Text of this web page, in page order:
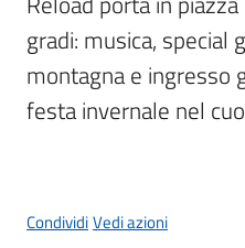
Vivere
Cavezzo
Menu selezionato
civile
gradi: musica, special
montagna e ingresso
festa invernale nel
CondividiVedi azioni